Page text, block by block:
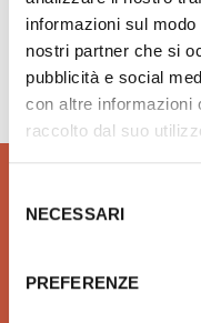
informazioni sul
nostri partner che si
pubblicità e social
con altre informazioni
raccolto dal suo
delNECESSARI
PREFERENZE
Hai bisogno di
dal Lunedì al